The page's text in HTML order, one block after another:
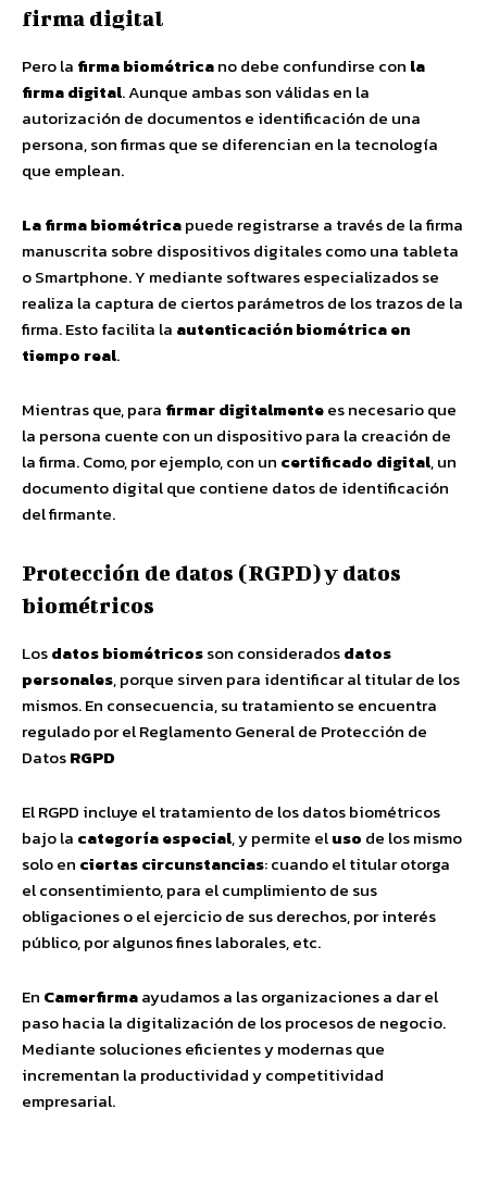
firma digital
Pero la firma biométricano debe confundirse con la
firma digital. Aunque ambas son válidas en la
autorización de documentos e identificación de una
persona, son firmas que se diferencian en la tecnología
que emplean.
La firma biométricapuede registrarse a través de la firma
manuscrita sobre dispositivos digitales como una tableta
o Smartphone. Y mediante softwares especializados se
realiza la captura de ciertos parámetros de los trazos de la
firma. Esto facilita la autenticación biométrica en
tiempo real.
Mientras que, para firmar digitalmentees necesario que
la persona cuente con un dispositivo para la creación de
la firma. Como, por ejemplo, con un certificado digital, un
documento digital que contiene datos de identificación
del firmante.
Protección de datos (RGPD) y datos
biométricos
Losdatos biométricosson consideradosdatos
personales, porque sirven para identificar al titular de los
mismos. En consecuencia, su tratamiento se encuentra
regulado por el Reglamento General de Protección de
DatosRGPD
El RGPD incluye el tratamiento de los datos biométricos
bajo la categoría especial, y permite eluso de los mismo
solo en ciertas circunstancias: cuando el titular otorga
el consentimiento, para el cumplimiento de sus
obligaciones o el ejercicio de sus derechos, por interés
público, por algunos fines laborales, etc.
En Camerfirmaayudamos a las organizaciones a dar el
paso hacia la digitalización de los procesos de negocio.
Mediante soluciones eficientes y modernas que
incrementan la productividad y competitividad
empresarial.